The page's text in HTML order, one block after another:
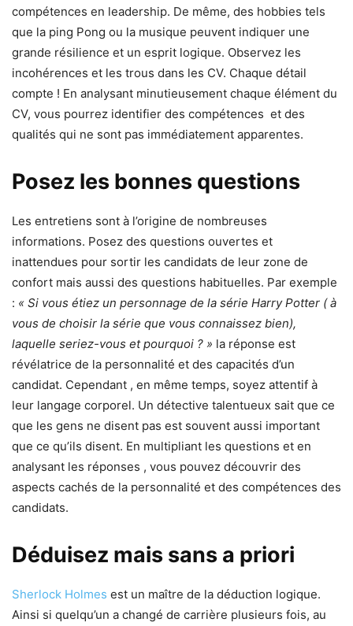
compétences en leadership. De même, des hobbies tels
que la ping Pong ou la musique peuvent indiquer une
grande résilience et un esprit logique. Observez les
incohérences et les trous dans les CV. Chaque détail
compte ! En analysant minutieusement chaque élément du
CV, vous pourrez identifier des compétences et des
qualités qui ne sont pas immédiatement apparentes.
Posez les bonnes questions
Les entretiens sont à l’origine de nombreuses
informations. Posez des questions ouvertes et
inattendues pour sortir les candidats de leur zone de
confort mais aussi des questions habituelles. Par exemple
: « Si vous étiez un personnage de la série Harry Potter ( à
vous de choisir la série que vous connaissez bien),
laquelle seriez-vous et pourquoi ? » la réponse est
révélatrice de la personnalité et des capacités d’un
candidat. Cependant , en même temps, soyez attentif à
leur langage corporel. Un détective talentueux sait que ce
que les gens ne disent pas est souvent aussi important
que ce qu’ils disent. En multipliant les questions et en
analysant les réponses , vous pouvez découvrir des
aspects cachés de la personnalité et des compétences des
candidats.
Déduisez mais sans a priori
Sherlock Holmes est un maître de la déduction logique.
Ainsi si quelqu’un a changé de carrière plusieurs fois, au